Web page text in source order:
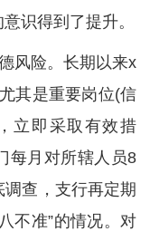
识得到了提升。
风险。长期以来x
其是重要岗位(信
立即采取有效措
每月对所辖人员8
查，支行再定期
不准”的情况。对